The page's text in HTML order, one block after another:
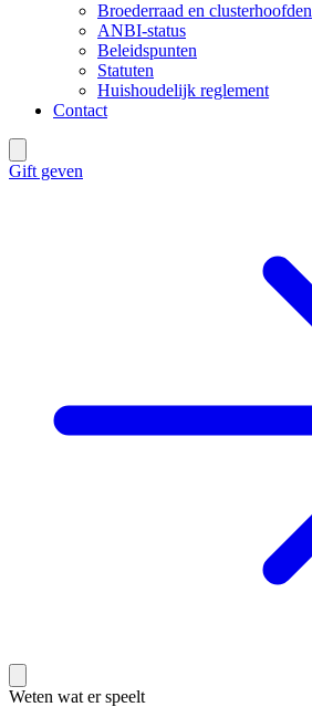
Broederraad en clusterhoofden
ANBI-status
Beleidspunten
Statuten
Huishoudelijk reglement
Contact
Gift geven
Weten wat er speelt